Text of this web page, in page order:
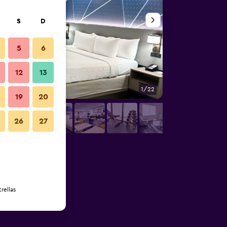
1/22
S D
5 6
12 13
19 20
26 27